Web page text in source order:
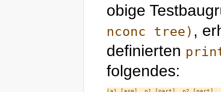
obige
nconc tree) ,
definierten
folgendes: